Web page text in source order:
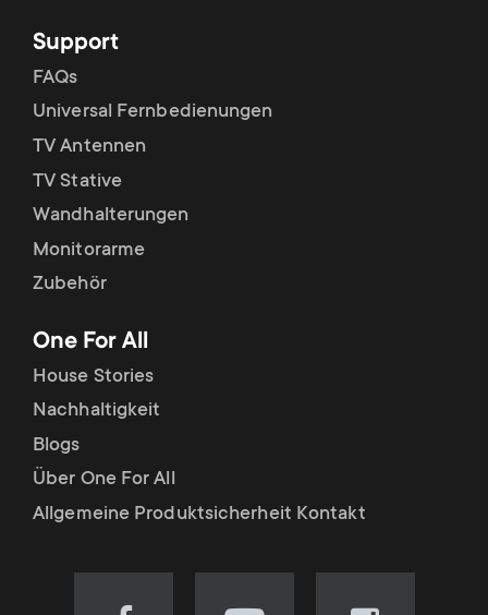
u
Support
FAQs
Universal Fernbedienungen
TV Antennen
TV Stative
Wandhalterungen
Monitorarme
Zubehör
One For All
House Stories
Nachhaltigkeit
Blogs
Über One For All
Allgemeine Produktsicherheit Kontakt